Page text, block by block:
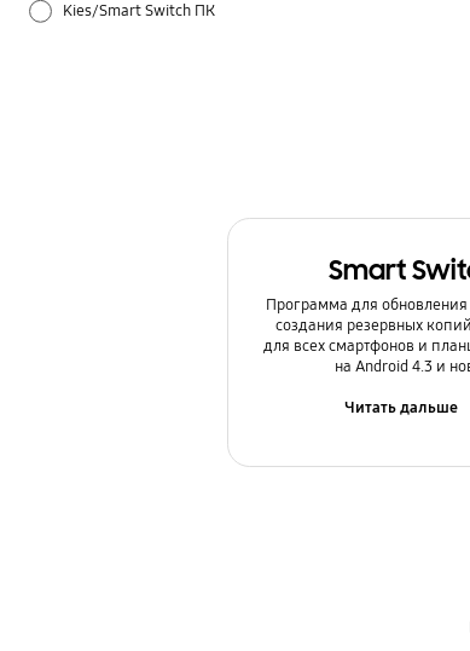
Kies/Smart Switch ПК
Smart
Программа для
создания резервных
для всех смартфонов и
на Android 4.3 и
Читать дальше